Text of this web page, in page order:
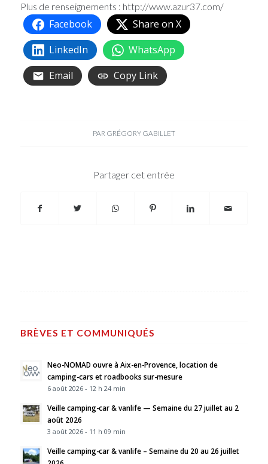
Plus de renseignements : http://www.azur37.com/
Facebook
Share on X
LinkedIn
WhatsApp
Email
Copy Link
PAR GRÉGORY GABILLET
Partager cet entrée
BRÈVES ET COMMUNIQUÉS
Neo-NOMAD ouvre à Aix-en-Provence, location de
camping-cars et roadbooks sur-mesure
6 août 2026 - 12 h 24 min
Veille camping-car & vanlife — Semaine du 27 juillet au 2
août 2026
3 août 2026 - 11 h 09 min
Veille camping-car & vanlife – Semaine du 20 au 26 juillet